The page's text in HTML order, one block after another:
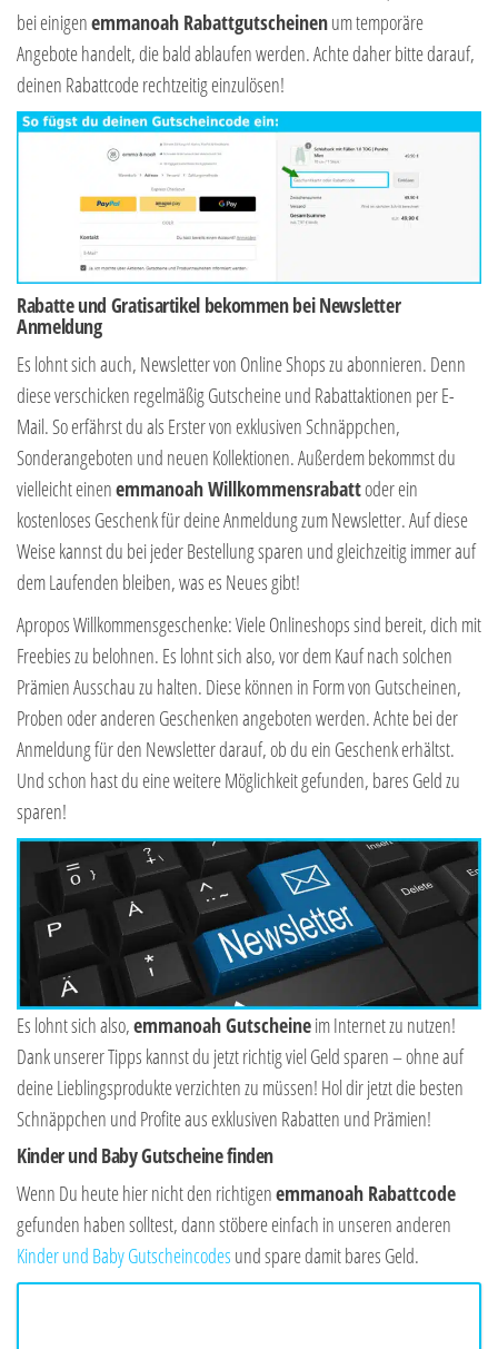
bei einigenemmanoah Rabattgutscheinenum temporäre
Angebote handelt, die bald ablaufen werden. Achte daher bitte darauf,
deinen Rabattcode rechtzeitig einzulösen!
Rabatte und Gratisartikel bekommen bei Newsletter
Anmeldung
Es lohnt sich auch, Newsletter von Online Shops zu abonnieren. Denn
diese verschicken regelmäßig Gutscheine und Rabattaktionen per E-
Mail. So erfährst du als Erster von exklusiven Schnäppchen,
Sonderangeboten und neuen Kollektionen. Außerdem bekommst du
vielleicht einenemmanoah Willkommensrabattoder ein
kostenloses Geschenk für deine Anmeldung zum Newsletter. Auf diese
Weise kannst du bei jeder Bestellung sparen und gleichzeitig immer auf
dem Laufenden bleiben, was es Neues gibt!
Apropos Willkommensgeschenke: Viele Onlineshops sind bereit, dich mit
Freebies zu belohnen. Es lohnt sich also, vor dem Kauf nach solchen
Prämien Ausschau zu halten. Diese können in Form von Gutscheinen,
Proben oder anderen Geschenken angeboten werden. Achte bei der
Anmeldung für den Newsletter darauf, ob du ein Geschenk erhältst.
Und schon hast du eine weitere Möglichkeit gefunden, bares Geld zu
sparen!
Es lohnt sich also,emmanoah Gutscheineim Internet zu nutzen!
Dank unserer Tipps kannst du jetzt richtig viel Geld sparen – ohne auf
deine Lieblingsprodukte verzichten zu müssen! Hol dir jetzt die besten
Schnäppchen und Profite aus exklusiven Rabatten und Prämien!
Kinder und Baby Gutscheine finden
Wenn Du heute hier nicht den richtigenemmanoah Rabattcode
gefunden haben solltest, dann stöbere einfach in unseren anderen
Kinder und Baby Gutscheincodes und spare damit bares Geld.